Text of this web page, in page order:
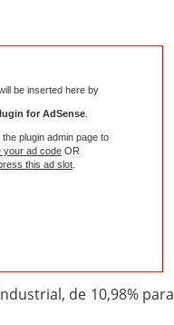
be inserted here by
for AdSense.
the plugin admin page to
your ad codeOR
this ad slot.
de 10,98% para